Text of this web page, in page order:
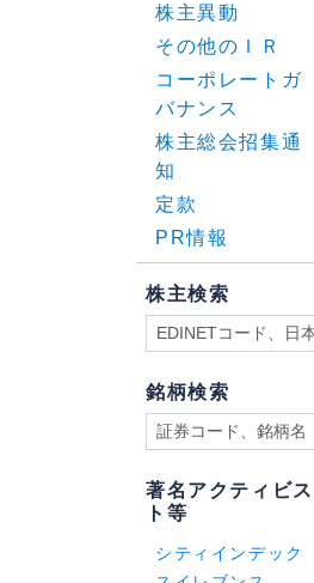
株主異動
その他のＩＲ
コーポレートガ
バナンス
株主総会招集通
知
定款
PR情報
株主検索
銘柄検索
著名アクティビス
ト等
シティインデック